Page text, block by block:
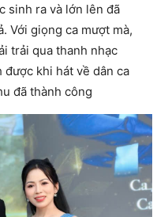
sinh ra và lớn lên đã
Với giọng ca mượt mà,
trải qua thanh nhạc
khi hát về dân ca
đã thành công